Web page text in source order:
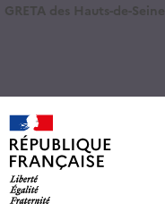
GRETA des Hauts-de-Seine